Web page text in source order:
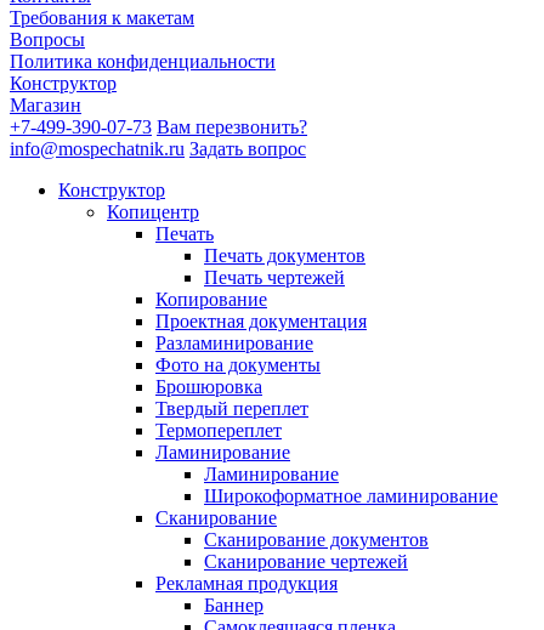
Требования к макетам
Вопросы
Политика конфиденциальности
Конструктор
Магазин
+7-499-390-07-73 Вам перезвонить?
info@mospechatnik.ru Задать вопрос
Конструктор
Копицентр
Печать
Печать документов
Печать чертежей
Копирование
Проектная документация
Разламинирование
Фото на документы
Брошюровка
Твердый переплет
Термопереплет
Ламинирование
Ламинирование
Широкоформатное ламинирование
Сканирование
Сканирование документов
Сканирование чертежей
Рекламная продукция
Баннер